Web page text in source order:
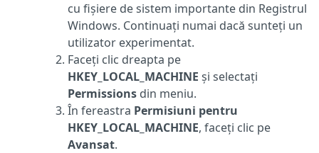
cu fișiere de sistem importante din Registrul
Windows. Continuați numai dacă sunteți un
utilizator experimentat.
Faceți clic dreapta pe
HKEY_LOCAL_MACHINE și selectați
Permissions din meniu.
În fereastra Permisiuni pentru
HKEY_LOCAL_MACHINE, faceți clic pe
Avansat.